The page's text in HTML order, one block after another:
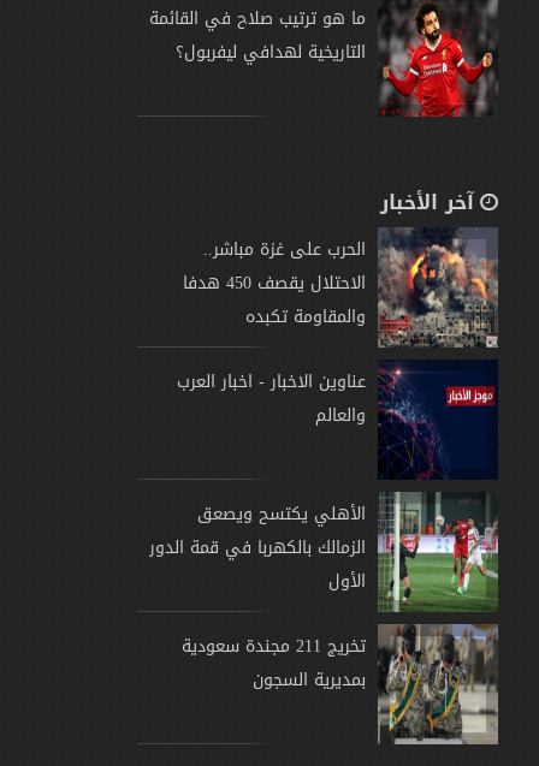
ما هو ترتيب صلاح في القائمة
التاريخية لهدافي ليفربول؟
آخر الأخبار
الحرب على غزة مباشر..
الاحتلال يقصف 450 هدفا
والمقاومة تكبده
عناوين الاخبار - اخبار العرب
والعالم
الأهلي يكتسح ويصعق
الزمالك بالكهربا في قمة الدور
الأول
تخريج 211 مجندة سعودية
بمديرية السجون